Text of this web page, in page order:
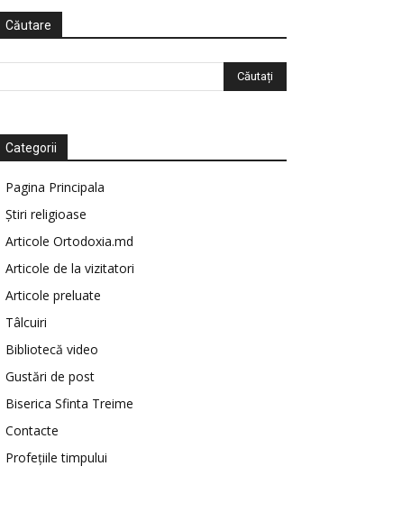
Căutare
Categorii
Pagina Principala
Știri religioase
Articole Ortodoxia.md
Articole de la vizitatori
Articole preluate
Tâlcuiri
Bibliotecă video
Gustări de post
Biserica Sfinta Treime
Contacte
Profețiile timpului